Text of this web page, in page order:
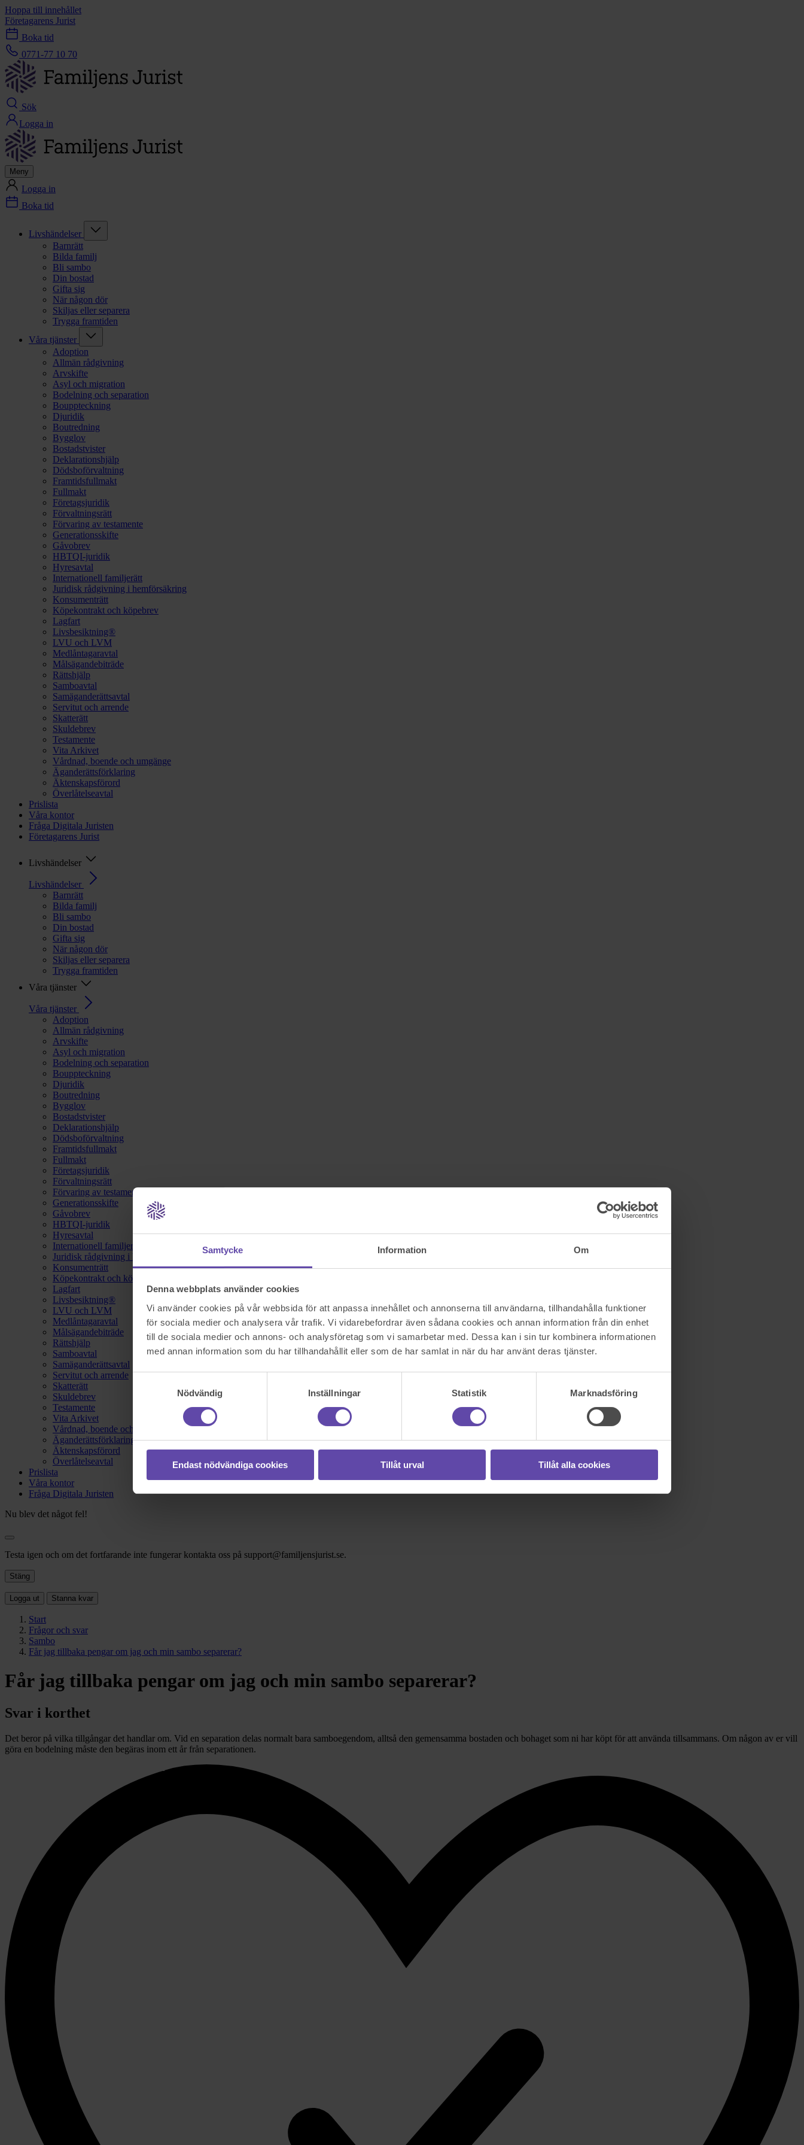
Samtycke Information Om
Denna webbplats använder cookies
Vi använder cookies på vår webbsida för att anpassa innehållet och annonserna till användarna, tillhandahålla funktioner
för sociala medier och analysera vår trafik. Vi vidarebefordrar även sådana cookies och annan information från din enhet
till de sociala medier och annons- och analysföretag som vi samarbetar med. Dessa kan i sin tur kombinera informationen
med annan information som du har tillhandahållit eller som de har samlat in när du har använt deras tjänster.
Nödvändig
Inställningar Statistik Marknadsföring
Endast nödvändiga cookies Tillåt urval Tillåt alla cookies
Hoppa till innehållet
Företagarens Jurist
Boka tid
0771-77 10 70
Sök
Logga in
Meny
Logga in
Boka tid
Livshändelser
Barnrätt
Bilda familj
Bli sambo
Din bostad
Gifta sig
När någon dör
Skiljas eller separera
Trygga framtiden
Våra tjänster
Adoption
Allmän rådgivning
Arvskifte
Asyl och migration
Bodelning och separation
Bouppteckning
Djuridik
Boutredning
Bygglov
Bostadstvister
Deklarationshjälp
Dödsboförvaltning
Framtidsfullmakt
Fullmakt
Företagsjuridik
Förvaltningsrätt
Förvaring av testamente
Generationsskifte
Gåvobrev
HBTQI-juridik
Hyresavtal
Internationell familjerätt
Juridisk rådgivning i hemförsäkring
Konsumenträtt
Köpekontrakt och köpebrev
Lagfart
Livsbesiktning®
LVU och LVM
Medlåntagaravtal
Målsägandebiträde
Rättshjälp
Samboavtal
Samäganderättsavtal
Servitut och arrende
Skatterätt
Skuldebrev
Testamente
Vita Arkivet
Vårdnad, boende och umgänge
Äganderättsförklaring
Äktenskapsförord
Överlåtelseavtal
Prislista
Våra kontor
Fråga Digitala Juristen
Företagarens Jurist
Livshändelser
Livshändelser
Barnrätt
Bilda familj
Bli sambo
Din bostad
Gifta sig
När någon dör
Skiljas eller separera
Trygga framtiden
Våra tjänster
Våra tjänster
Adoption
Allmän rådgivning
Arvskifte
Asyl och migration
Bodelning och separation
Bouppteckning
Djuridik
Boutredning
Bygglov
Bostadstvister
Deklarationshjälp
Dödsboförvaltning
Framtidsfullmakt
Fullmakt
Företagsjuridik
Förvaltningsrätt
Förvaring av testamente
Generationsskifte
Gåvobrev
HBTQI-juridik
Hyresavtal
Internationell familjerätt
Juridisk rådgivning i hemförsäkring
Konsumenträtt
Köpekontrakt och köpebrev
Lagfart
Livsbesiktning®
LVU och LVM
Medlåntagaravtal
Målsägandebiträde
Rättshjälp
Samboavtal
Samäganderättsavtal
Servitut och arrende
Skatterätt
Skuldebrev
Testamente
Vita Arkivet
Vårdnad, boende och umgänge
Äganderättsförklaring
Äktenskapsförord
Överlåtelseavtal
Prislista
Våra kontor
Fråga Digitala Juristen
Nu blev det något fel!
Testa igen och om det fortfarande inte fungerar kontakta oss på support@familjensjurist.se.
Stäng
Logga ut Stanna kvar
Start
Frågor och svar
Sambo
Får jag tillbaka pengar om jag och min sambo separerar?
Får jag tillbaka pengar om jag och min sambo separerar?
Svar i korthet
Det beror på vilka tillgångar det handlar om. Vid en separation delas normalt bara samboegendom, alltså den gemensamma bostaden och bohaget som ni har köpt för att använda tillsammans. Om någon av er vill
göra en bodelning måste den begäras inom ett år från separationen.